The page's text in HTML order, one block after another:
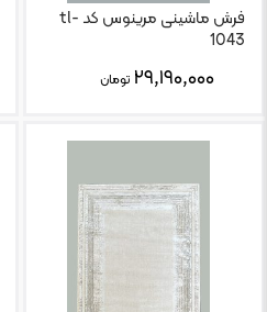
فرش ماشینی مرینوس کد tl-
1043
۲۹,۱۹۰,۰۰۰ تومان